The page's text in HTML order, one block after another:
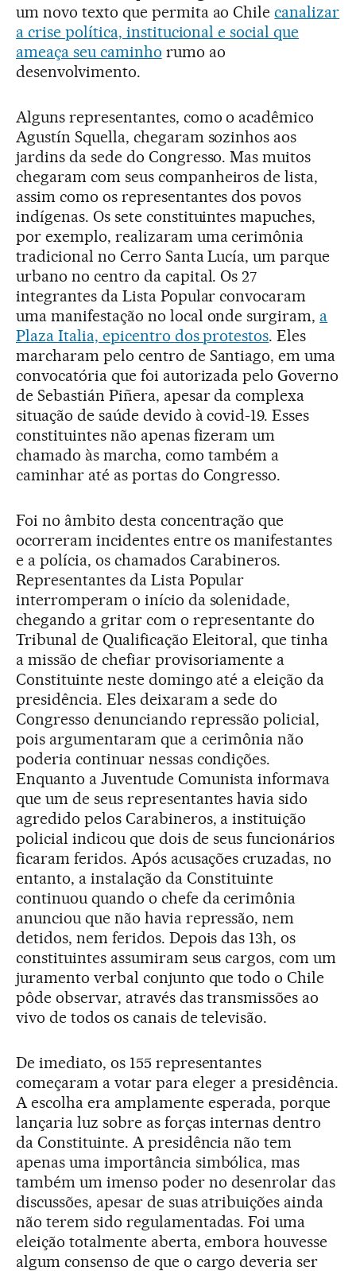
um novo texto que permita ao Chilecanalizar
a crise política, institucional e social que
ameaça seu caminho rumo ao
desenvolvimento.
Alguns representantes, como o acadêmico
Agustín Squella, chegaram sozinhos aos
jardins da sede do Congresso. Mas muitos
chegaram com seus companheiros de lista,
assim como os representantes dos povos
indígenas. Os sete constituintes mapuches,
por exemplo, realizaram uma cerimônia
tradicional no Cerro Santa Lucía, um parque
urbano no centro da capital. Os 27
integrantes da Lista Popular convocaram
uma manifestação no local onde surgiram, a
Plaza Italia, epicentro dos protestos. Eles
marcharam pelo centro de Santiago, em uma
convocatória que foi autorizada pelo Governo
de Sebastián Piñera, apesar da complexa
situação de saúde devido à covid-19. Esses
constituintes não apenas fizeram um
chamado às marcha, como também a
caminhar até as portas do Congresso.
Foi no âmbito desta concentração que
ocorreram incidentes entre os manifestantes
e a polícia, os chamados Carabineros.
Representantes da Lista Popular
interromperam o início da solenidade,
chegando a gritar com o representante do
Tribunal de Qualificação Eleitoral, que tinha
a missão de chefiar provisoriamente a
Constituinte neste domingo até a eleição da
presidência. Eles deixaram a sede do
Congresso denunciando repressão policial,
pois argumentaram que a cerimônia não
poderia continuar nessas condições.
Enquanto a Juventude Comunista informava
que um de seus representantes havia sido
agredido pelos Carabineros, a instituição
policial indicou que dois de seus funcionários
ficaram feridos. Após acusações cruzadas, no
entanto, a instalação da Constituinte
continuou quando o chefe da cerimônia
anunciou que não havia repressão, nem
detidos, nem feridos. Depois das 13h, os
constituintes assumiram seus cargos, com um
juramento verbal conjunto que todo o Chile
pôde observar, através das transmissões ao
vivo de todos os canais de televisão.
De imediato, os 155 representantes
começaram a votar para eleger a presidência.
A escolha era amplamente esperada, porque
lançaria luz sobre as forças internas dentro
da Constituinte. A presidência não tem
apenas uma importância simbólica, mas
também um imenso poder no desenrolar das
discussões, apesar de suas atribuições ainda
não terem sido regulamentadas. Foi uma
eleição totalmente aberta, embora houvesse
algum consenso de que o cargo deveria ser